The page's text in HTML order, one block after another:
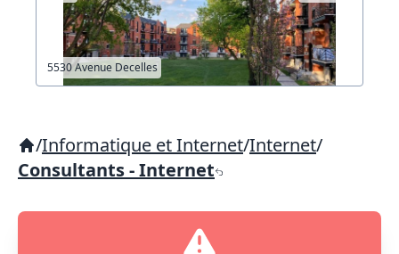
5530 Avenue Decelles
/Informatique et Internet/Internet/
Consultants - Internet